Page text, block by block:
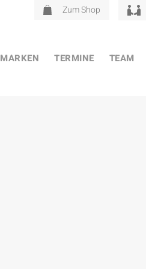
Zum Shop
MARKEN TERMINE TEAM